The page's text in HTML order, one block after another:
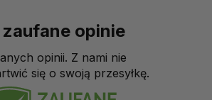
opinie
opinii. Z nami nie
się o swoją przesyłkę.